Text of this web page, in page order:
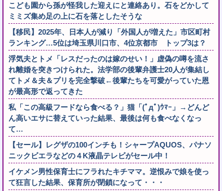
こども園から孫が怪我した迎えにと連絡あり。石をどかして
ミミズ集め足の上に石を落としたそうな
【移民】2025年、日本人が減り「外国人が増えた」市区町村
ランキング…5位は埼玉県川口市、4位京都市 トップ3は？
浮気夫とトメ「レスだったのは嫁のせい！」虚偽の噂を流さ
れ離婚を突きつけられた。法学部の後輩弁護士20人が集結し
てトメ＆夫＆プリを完全撃破←後輩たちを可愛がっていた恩
が最高形で返ってきた
私「この高級フードなら食べる？」猫「(ﾟдﾟ)ｳﾏｰ」→どんど
ん高いエサに替えていった結果、最後は何も食べなくなっ
て…
【セール】レグザの100インチも！シャープAQUOS、パナソ
ニックビエラなどの４K液晶テレビがセール中！
イケメン男性保育士にフラれたキチママ。逆恨みで娘を使っ
て狂言した結果、保育所が閉鎖になって・・・